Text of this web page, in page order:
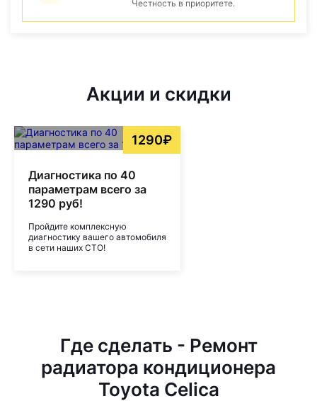
Честность в приоритете.
Акции и скидки
1290₽
Диагностика по 40
параметрам всего за
1290 руб!
Пройдите комплексную
диагностику вашего автомобиля
в сети наших СТО!
Где сделать - Ремонт
радиатора кондиционера
Toyota Celica